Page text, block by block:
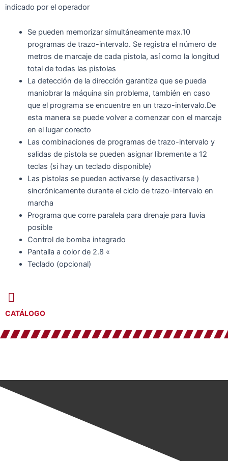
indicado por el operador
Se pueden memorizar simultáneamente max.10
programas de trazo-intervalo. Se registra el número de
metros de marcaje de cada pistola, así como la longitud
total de todas las pistolas
La detección de la dirección garantiza que se pueda
maniobrar la máquina sin problema, también en caso
que el programa se encuentre en un trazo-intervalo.De
esta manera se puede volver a comenzar con el marcaje
en el lugar corecto
Las combinaciones de programas de trazo-intervalo y
salidas de pistola se pueden asignar libremente a 12
teclas (si hay un teclado disponible)
Las pistolas se pueden activarse (y desactivarse )
sincrónicamente durante el ciclo de trazo-intervalo en
marcha
Programa que corre paralela para drenaje para lluvia
posible
Control de bomba integrado
Pantalla a color de 2.8 «
Teclado (opcional)
CATÁLOGO